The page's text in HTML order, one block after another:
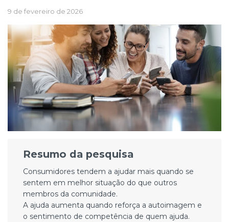
9 de fevereiro de 2026
Resumo da pesquisa
Consumidores tendem a ajudar mais quando se
sentem em melhor situação do que outros
membros da comunidade.
A ajuda aumenta quando reforça a autoimagem e
o sentimento de competência de quem ajuda.